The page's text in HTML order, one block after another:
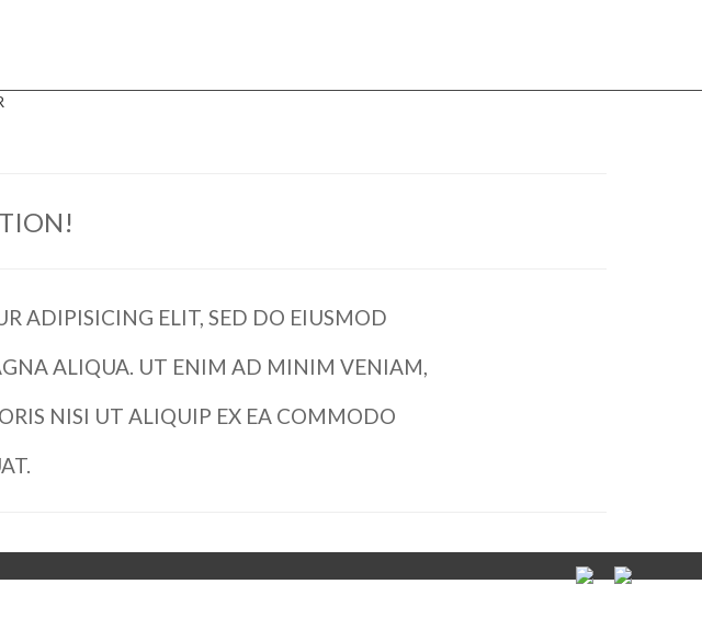
ADIPISICING ELIT, SED DO EIUSMOD
ALIQUA. UT ENIM AD MINIM VENIAM,
NISI UT ALIQUIP EX EA COMMODO